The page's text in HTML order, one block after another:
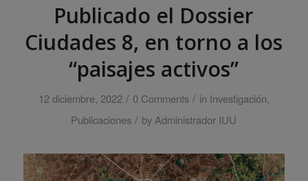
Publicado el Dossier
Ciudades 8, en torno a los
“paisajes activos”
12 diciembre, 2022 / 0 Comments / in Investigación,
Publicaciones / by Administrador IUU